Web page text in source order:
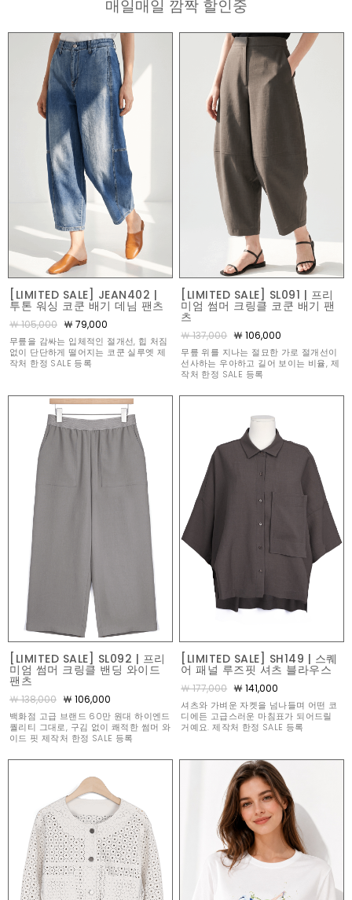
매일매일 깜짝 할인중
[LIMITED SALE] JEAN402 |
투톤 워싱 코쿤 배기 데님 팬츠
￦ 105,000 ￦ 79,000
무릎을 감싸는 입체적인 절개선, 힙 처짐
없이 단단하게 떨어지는 코쿤 실루엣 제
작처 한정 SALE 등록
[LIMITED SALE] SL091 | 프리
미엄 썸머 크링클 코쿤 배기 팬
츠
￦ 137,000 ￦ 106,000
무릎 위를 지나는 절묘한 가로 절개선이
선사하는 우아하고 길어 보이는 비율, 제
작처 한정 SALE 등록
[LIMITED SALE] SL092 | 프리
미엄 썸머 크링클 밴딩 와이드
팬츠
￦ 138,000 ￦ 106,000
백화점 고급 브랜드 60만 원대 하이엔드
퀄리티 그대로, 구김 없이 쾌적한 썸머 와
이드 핏 제작처 한정 SALE 등록
[LIMITED SALE] SH149 | 스퀘
어 패널 루즈핏 셔츠 블라우스
￦ 177,000 ￦ 141,000
셔츠와 가벼운 자켓을 넘나들며 어떤 코
디에든 고급스러운 마침표가 되어드릴
거예요. 제작처 한정 SALE 등록